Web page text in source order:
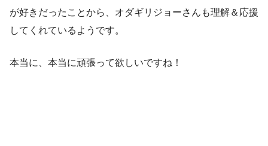
が好きだったことから、オダギリジョーさんも理解＆応援
してくれているようです。
本当に、本当に頑張って欲しいですね！